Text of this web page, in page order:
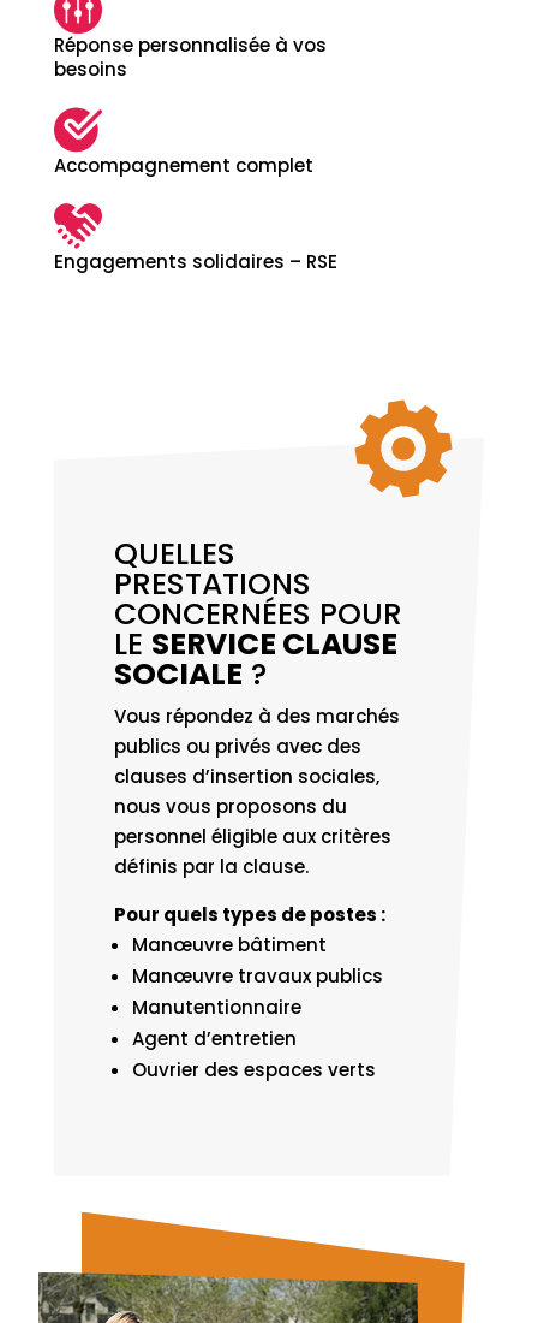
Réponse personnalisée à vos
besoins
Accompagnement complet
Engagements solidaires – RSE
QUELLES
PRESTATIONS
CONCERNÉES POUR
LE SERVICE CLAUSE
SOCIALE ?
Vous répondez à des marchés
publics ou privés avec des
clauses d’insertion sociales,
nous vous proposons du
personnel éligible aux critères
définis par la clause.
Pour quels types de postes :
Manœuvre bâtiment
Manœuvre travaux publics
Manutentionnaire
Agent d’entretien
Ouvrier des espaces verts